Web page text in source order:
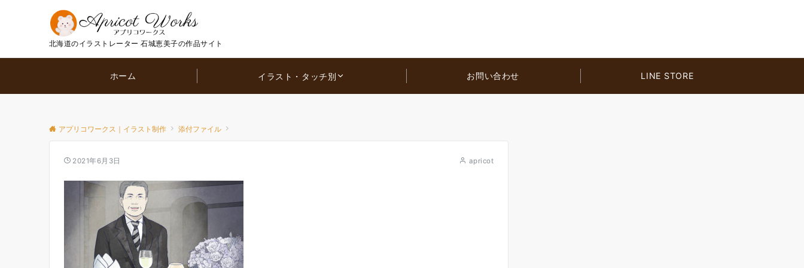
北海道のイラストレーター 石城恵美子の作品サイト
ホーム イラスト・タッチ別 お問い合わせ LINE STORE
アプリコワークス｜イラスト制作 添付ファイル
2021年6月3日 apricot